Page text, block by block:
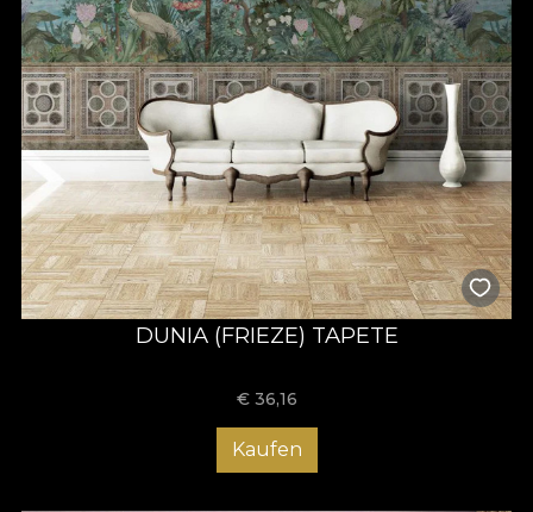
DUNIA (FRIEZE) TAPETE
€ 36,16
Kaufen